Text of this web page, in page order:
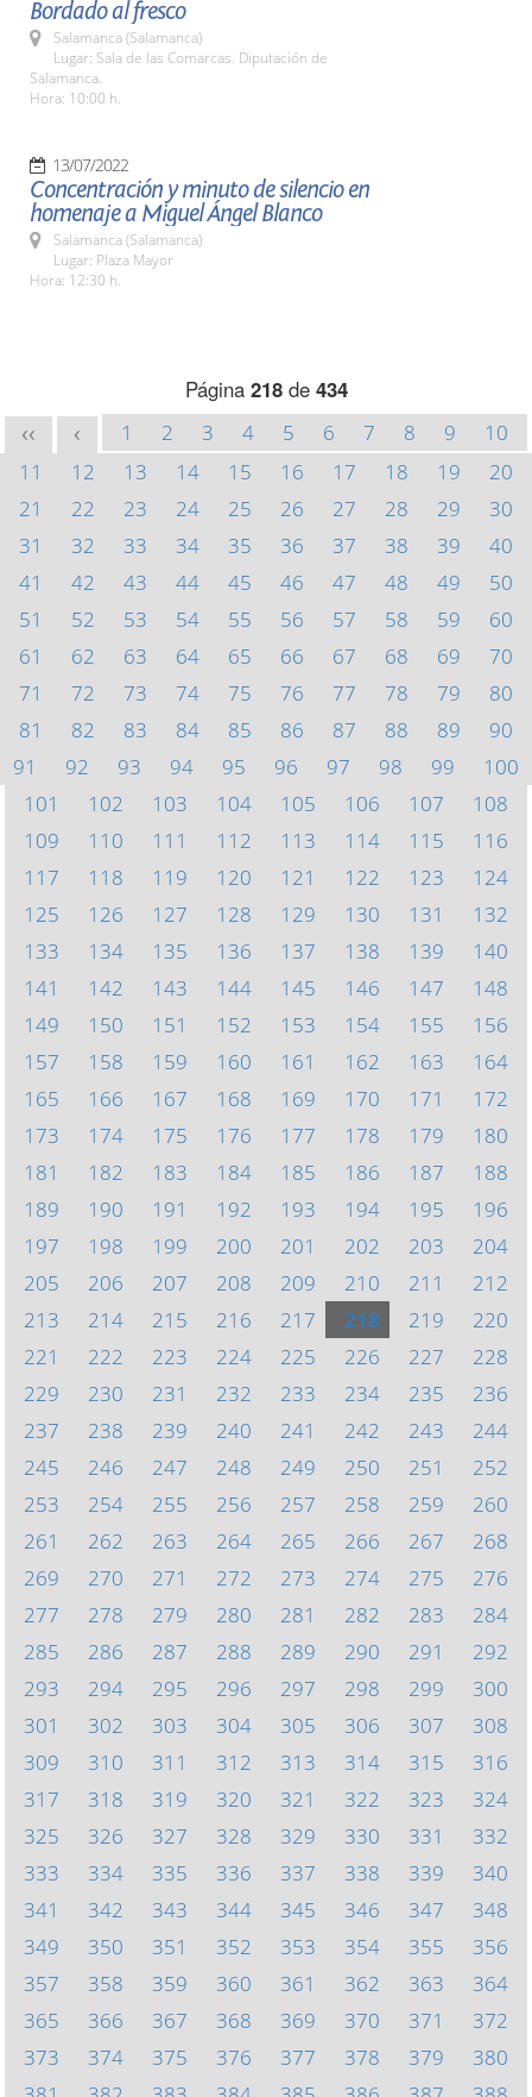
Bordado al fresco
Salamanca (Salamanca)
Lugar: Sala de las Comarcas. Diputación de
Salamanca.
Hora: 10:00 h.
13/07/2022
Concentración y minuto de silencio en
homenaje a Miguel Ángel Blanco
Salamanca (Salamanca)
Lugar: Plaza Mayor
Hora: 12:30 h.
Página 218de 434
<< < 1 2 3 4 5 6 7 8 9
10
11
12 13 14 15 16 17 18 19
20
21
22 23 24 25 26 27 28 29
30
31
32 33 34 35 36 37 38 39
40
41
42 43 44 45 46 47 48 49
50
51
52 53 54 55 56 57 58 59
60
61
62 63 64 65 66 67 68 69
70
71
72 73 74 75 76 77 78 79
80
81
82 83 84 85 86 87 88 89
90
91
92 93 94 95 96 97 98 99
100
101
102 103 104 105 106 107
108
109
110 111 112 113 114 115
116
117
118 119 120 121 122 123
124
125
126 127 128 129 130 131
132
133
134 135 136 137 138 139
140
141
142 143 144 145 146 147
148
149
150 151 152 153 154 155
156
157
158 159 160 161 162 163
164
165
166 167 168 169 170 171
172
173
174 175 176 177 178 179
180
181
182 183 184 185 186 187
188
189
190 191 192 193 194 195
196
197
198 199 200 201 202 203
204
205
206 207 208 209 210 211
212
213
214 215 216 217 218 219
220
221
222 223 224 225 226 227
228
229
230 231 232 233 234 235
236
237
238 239 240 241 242 243
244
245
246 247 248 249 250 251
252
253
254 255 256 257 258 259
260
261
262 263 264 265 266 267
268
269
270 271 272 273 274 275
276
277
278 279 280 281 282 283
284
285
286 287 288 289 290 291
292
293
294 295 296 297 298 299
300
301
302 303 304 305 306 307
308
309
310 311 312 313 314 315
316
317
318 319 320 321 322 323
324
325
326 327 328 329 330 331
332
333
334 335 336 337 338 339
340
341
342 343 344 345 346 347
348
349
350 351 352 353 354 355
356
357
358 359 360 361 362 363
364
365
366 367 368 369 370 371
372
373
374 375 376 377 378 379
380